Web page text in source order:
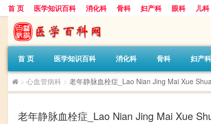
首 页 医学知识百科 消化科 骨科 妇产科 眼科 儿科
首 页 医学知识百科 消化科 骨科 妇产科
> 心血管病科 > 老年静脉血栓症_Lao Nian Jing Mai Xue
老年静脉血栓症_Lao Nian Jing Mai Xue